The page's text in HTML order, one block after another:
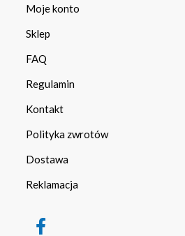
Moje konto
Sklep
FAQ
Regulamin
Kontakt
Polityka zwrotów
Dostawa
Reklamacja